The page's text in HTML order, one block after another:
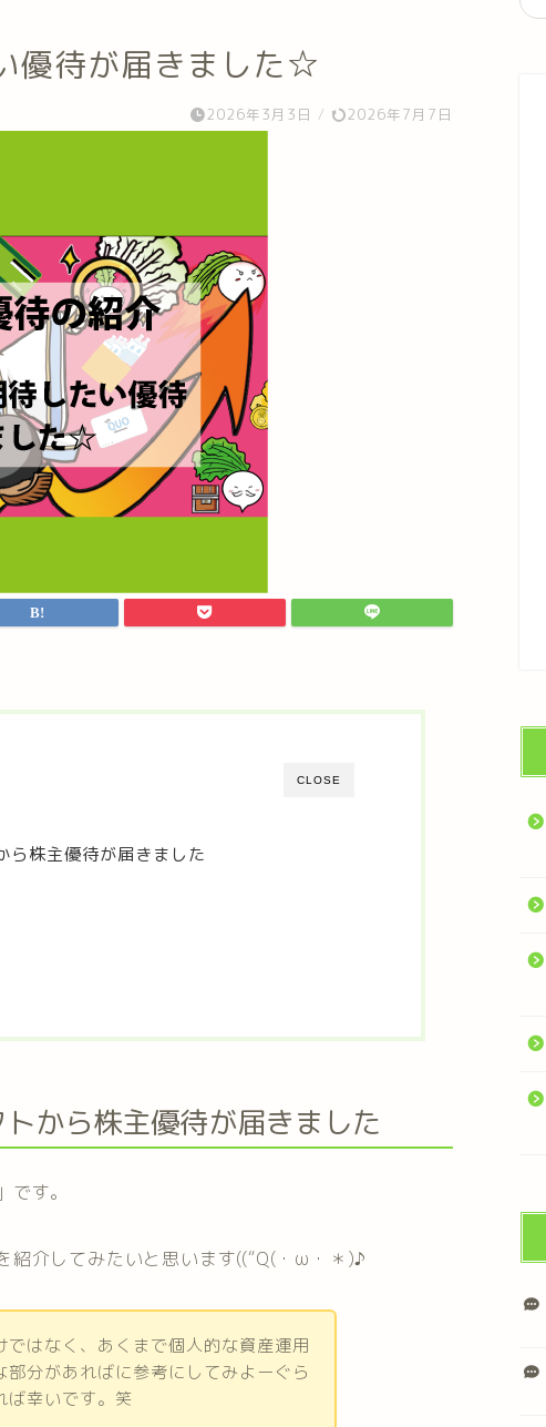
優待が届きました☆
2026年3月3日 / 2026年7月7日
CLOSE
ら株主優待が届きました
から株主優待が届きました
す。
紹介してみたいと思います((“Q(・ω・＊)♪
はなく、あくまで個人的な資産運用
分があればに参考にしてみよーぐら
ば幸いです。笑